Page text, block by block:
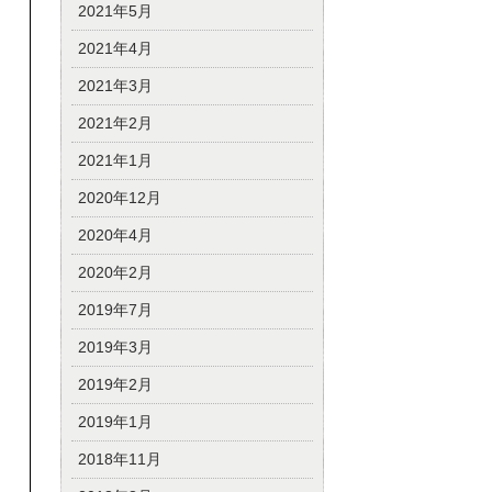
2021年5月
2021年4月
2021年3月
2021年2月
2021年1月
2020年12月
2020年4月
2020年2月
2019年7月
2019年3月
2019年2月
2019年1月
2018年11月